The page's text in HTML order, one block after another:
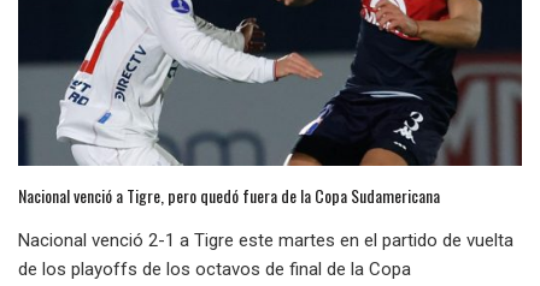
Nacional venció a Tigre, pero quedó fuera de la Copa Sudamericana
Nacional venció 2-1 a Tigre este martes en el partido de vuelta
de los playoffs de los octavos de final de la Copa